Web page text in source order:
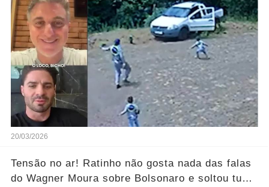
20/03/2026
Tensão no ar! Ratinho não gosta nada das falas
do Wagner Moura sobre Bolsonaro e soltou tudo